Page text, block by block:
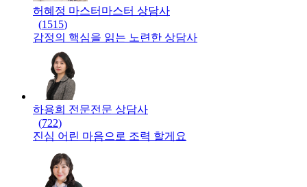
허혜정 마스터 마스터 상담사
(1515)
감정의 핵심을 읽는 노련한 상담사
하용희 전문전문 상담사
(722)
진심 어린 마음으로 조력 할게요